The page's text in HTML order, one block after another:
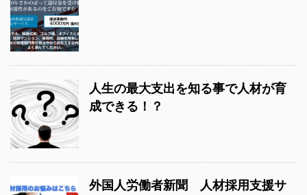
人生の最大支出を知る事で人材が育
成できる！？
外国人労働者新聞 人材採用支援サ